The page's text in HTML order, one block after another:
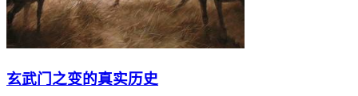
玄武门之变的真实历史